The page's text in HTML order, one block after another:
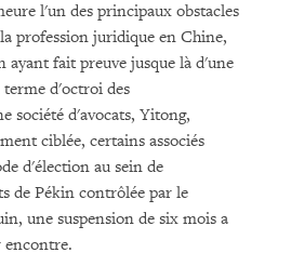
l'un des principaux obstacles
profession juridique en Chine,
ayant fait preuve jusque là d'une
d'octroi des
société d'avocats, Yitong,
ciblée, certains associés
d'élection au sein de
de Pékin contrôlée par le
une suspension de six mois a
encontre.